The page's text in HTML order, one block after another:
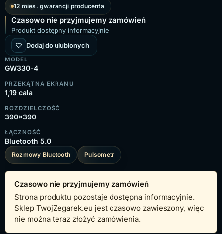
12 mies. gwarancji producenta
Czasowo nie przyjmujemy zamówień
Produkt dostępny informacyjnie
Dodaj do ulubionych
MODEL
GW330-4
PRZEKĄTNA EKRANU
1,19 cala
ROZDZIELCZOŚĆ
390x390
ŁĄCZNOŚĆ
Bluetooth 5.0
Rozmowy Bluetooth Pulsometr
Czasowo nie przyjmujemy zamówień
Strona produktu pozostaje dostępna informacyjnie.
Sklep TwojZegarek.eu jest czasowo zawieszony, więc
nie można teraz złożyć zamówienia.